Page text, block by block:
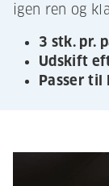
igen ren og
3 stk. pr.
Udskift
Passer til